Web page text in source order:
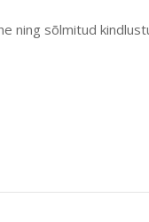
ning sõlmitud